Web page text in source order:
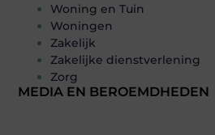
Woning en Tuin
Woningen
Zakelijk
Zakelijke dienstverlening
Zorg
MEDIA EN BEROEMDHEDEN